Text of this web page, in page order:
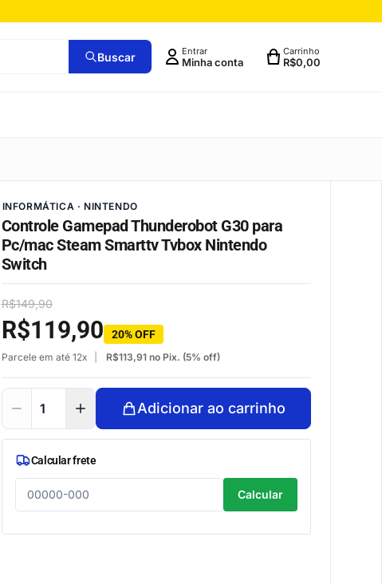
Buscar Entrar
Minha conta
Carrinho
R$0,00
INFORMÁTICA · NINTENDO
Controle Gamepad Thunderobot G30 para
Pc/mac Steam Smarttv Tvbox Nintendo
Switch
R$149,90
R$119,90 20% OFF
Parcele em até 12x R$113,91no Pix. (5% off)
Adicionar ao carrinho
Calcular frete
Calcular